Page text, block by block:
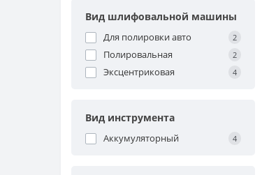
Вид шлифовальной машины
Для полировки авто 2
Полировальная 2
Эксцентриковая 4
Вид инструмента
Аккумуляторный 4